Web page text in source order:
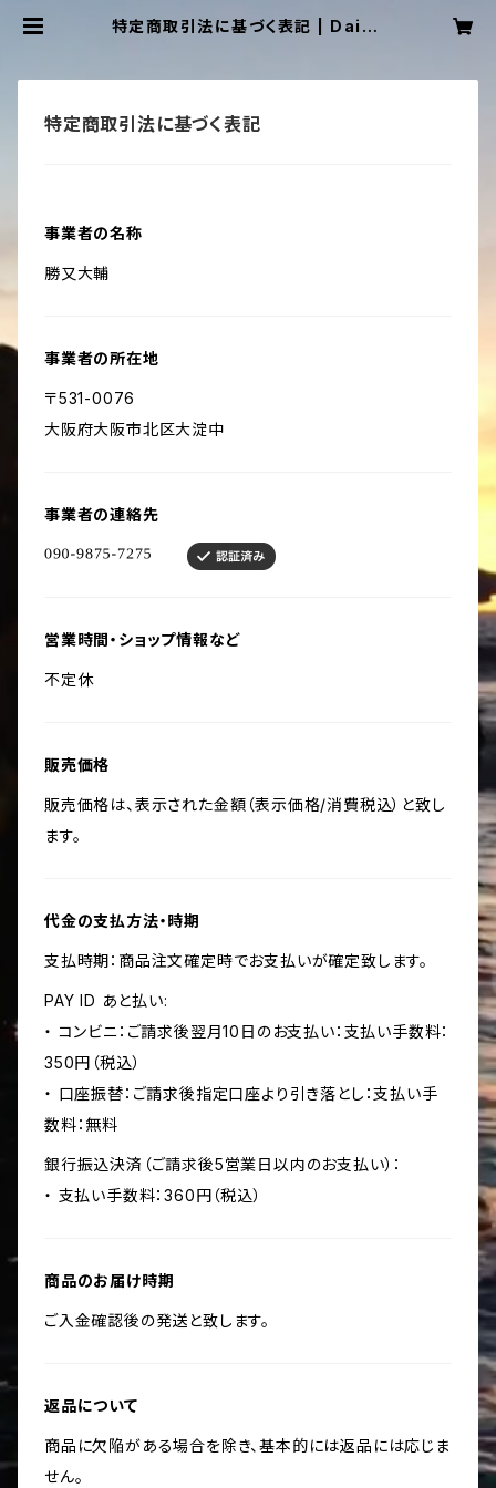
特定商取引法に基づく表記 | Daisu
特定商取引法に基づく表記
事業者の名称
勝又大輔
事業者の所在地
〒531-0076
大阪府大阪市北区大淀中
事業者の連絡先
営業時間・ショップ情報など
不定休
販売価格
販売価格は、表示された金額（表示価格/消費税込）と致し
ます。
代金の支払方法・時期
支払時期：商品注文確定時でお支払いが確定致します。
PAY ID あと払い:
・ コンビニ：ご請求後翌月10日のお支払い：支払い手数料：
350円（税込）
・ 口座振替：ご請求後指定口座より引き落とし：支払い手
数料：無料
銀行振込決済（ご請求後5営業日以内のお支払い）：
・ 支払い手数料：360円（税込）
商品のお届け時期
ご入金確認後の発送と致します。
返品について
商品に欠陥がある場合を除き、基本的には返品には応じま
せん。